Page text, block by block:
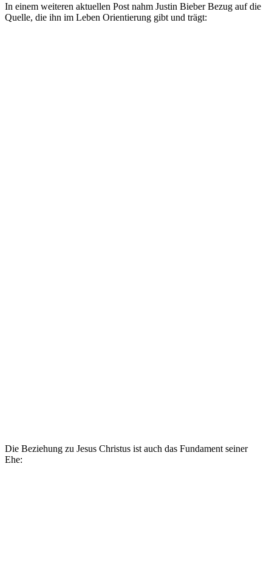
In einem weiteren aktuellen Post nahm Justin Bieber Bezug auf die
Quelle, die ihn im Leben Orientierung gibt und trägt:
Die Beziehung zu Jesus Christus ist auch das Fundament seiner
Ehe: